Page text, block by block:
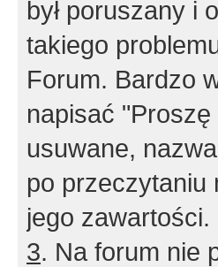
był poruszany i
takiego
Forum. Bardzo
napisać
usuwane,
po przeczytaniu
jego zawartości.
3. Na forum nie